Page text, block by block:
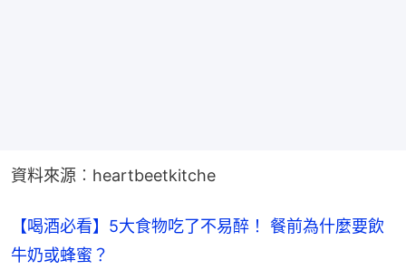
資料來源︰heartbeetkitche
【喝酒必看】5大食物吃了不易醉！ 餐前為什麼要飲
牛奶或蜂蜜？